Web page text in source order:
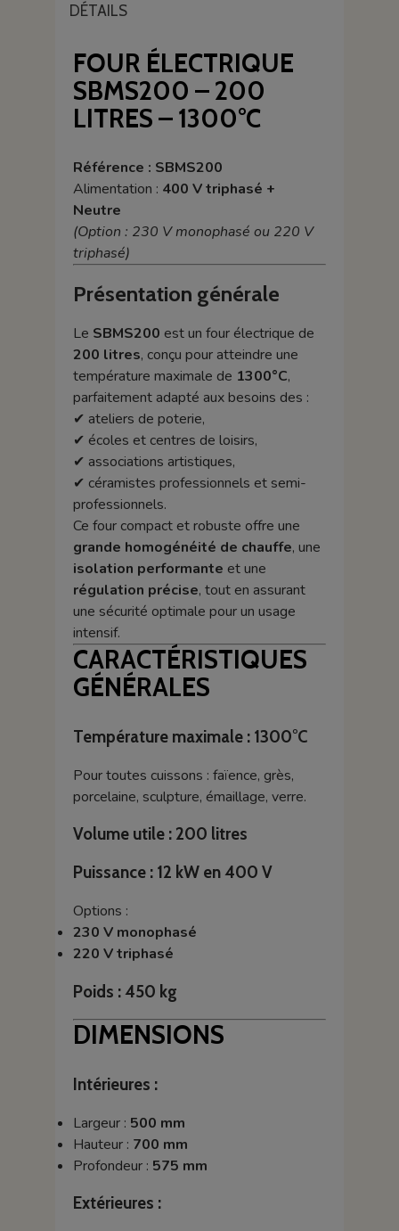
DÉTAILS
FOUR ÉLECTRIQUE
SBMS200 – 200
LITRES – 1300°C
Référence : SBMS200
Alimentation : 400 V triphasé +
Neutre
(Option : 230 V monophasé ou 220 V
triphasé)
Présentation générale
Le SBMS200 est un four électrique de
200 litres, conçu pour atteindre une
température maximale de 1300°C,
parfaitement adapté aux besoins des :
✔ ateliers de poterie,
✔ écoles et centres de loisirs,
✔ associations artistiques,
✔ céramistes professionnels et semi-
professionnels.
Ce four compact et robuste offre une
grande homogénéité de chauffe, une
isolation performante et une
régulation précise, tout en assurant
une sécurité optimale pour un usage
intensif.
CARACTÉRISTIQUES
GÉNÉRALES
Température maximale : 1300°C
Pour toutes cuissons : faïence, grès,
porcelaine, sculpture, émaillage, verre.
Volume utile : 200 litres
Puissance : 12 kW en 400 V
Options :
230 V monophasé
220 V triphasé
Poids : 450 kg
DIMENSIONS
Intérieures :
Largeur : 500 mm
Hauteur : 700 mm
Profondeur : 575 mm
Extérieures :